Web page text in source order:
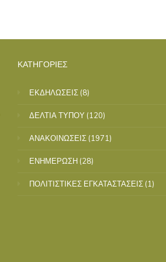
ΚΑΤΗΓΟΡΙΕΣ
ΕΚΔΗΛΩΣΕΙΣ (8)
ΔΕΛΤΙΑ ΤΥΠΟΥ (120)
ΑΝΑΚΟΙΝΩΣΕΙΣ (1971)
ΕΝΗΜΕΡΩΣΗ (28)
ΠΟΛΙΤΙΣΤΙΚΕΣ ΕΓΚΑΤΑΣΤΑΣΕΙΣ (1)